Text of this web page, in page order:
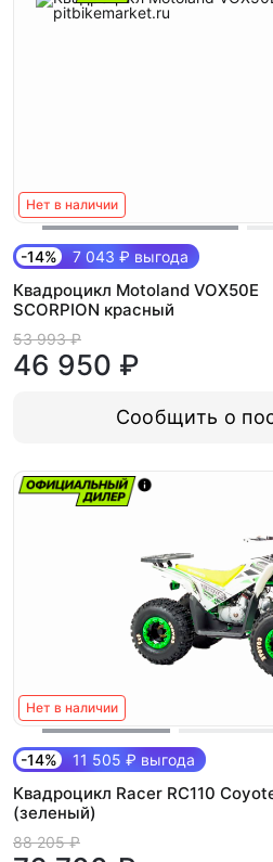
Нет в наличии
-14% 7 043 ₽ выгода
Квадроцикл Motoland VOX50E
SCORPION красный
53 993 ₽
46 950 ₽
Сообщить о
Нет в наличии
-14% 11 505 ₽ выгода
Квадроцикл Racer RC110
(зеленый)
88 205 ₽